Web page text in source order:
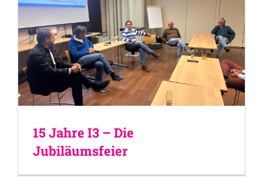
15 Jahre I3 – Die
Jubiläumsfeier